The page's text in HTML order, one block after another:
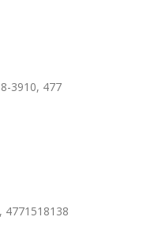
3910, 477
4771518138